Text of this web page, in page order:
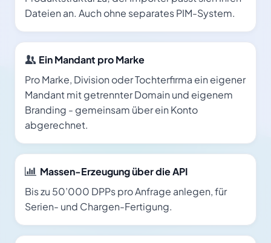
Dateien an. Auch ohne separates PIM-System.
Ein Mandant pro Marke
Pro Marke, Division oder Tochterfirma ein eigener
Mandant mit getrennter Domain und eigenem
Branding - gemeinsam über ein Konto
abgerechnet.
Massen-Erzeugung über die API
Bis zu 50’000 DPPs pro Anfrage anlegen, für
Serien- und Chargen-Fertigung.